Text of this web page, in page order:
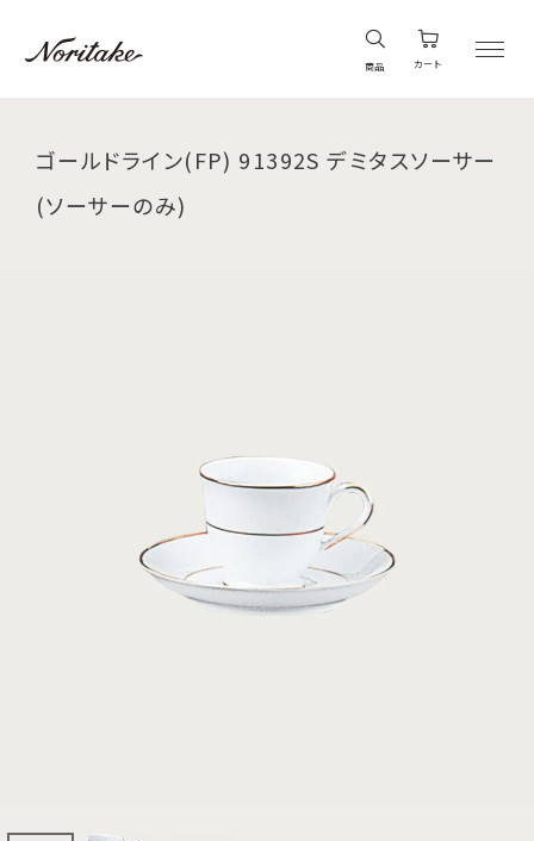
商品 カート
ゴールドライン(FP) 91392S デミタスソーサー
(ソーサーのみ)